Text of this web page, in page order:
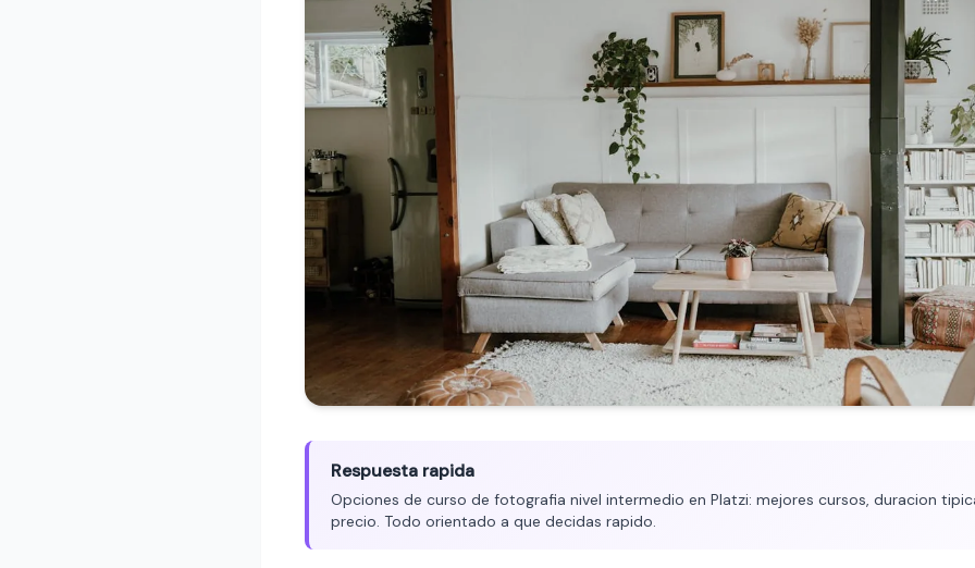
Respuesta rapida
Opciones de curso de fotografia nivel intermedio en Platzi: mejores cursos, duracion
precio. Todo orientado a que decidas rapido.